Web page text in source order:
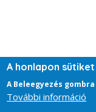
A honlapon
A Beleegyezés
További információ